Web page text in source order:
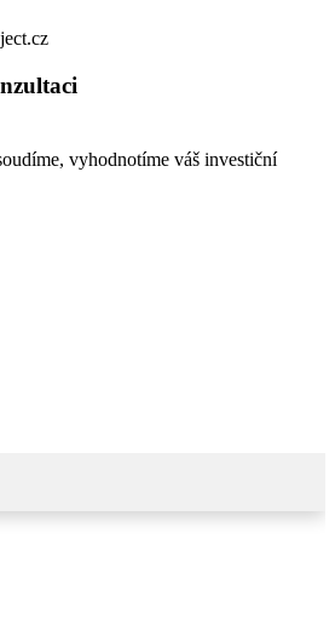
vyhodnotíme váš investiční